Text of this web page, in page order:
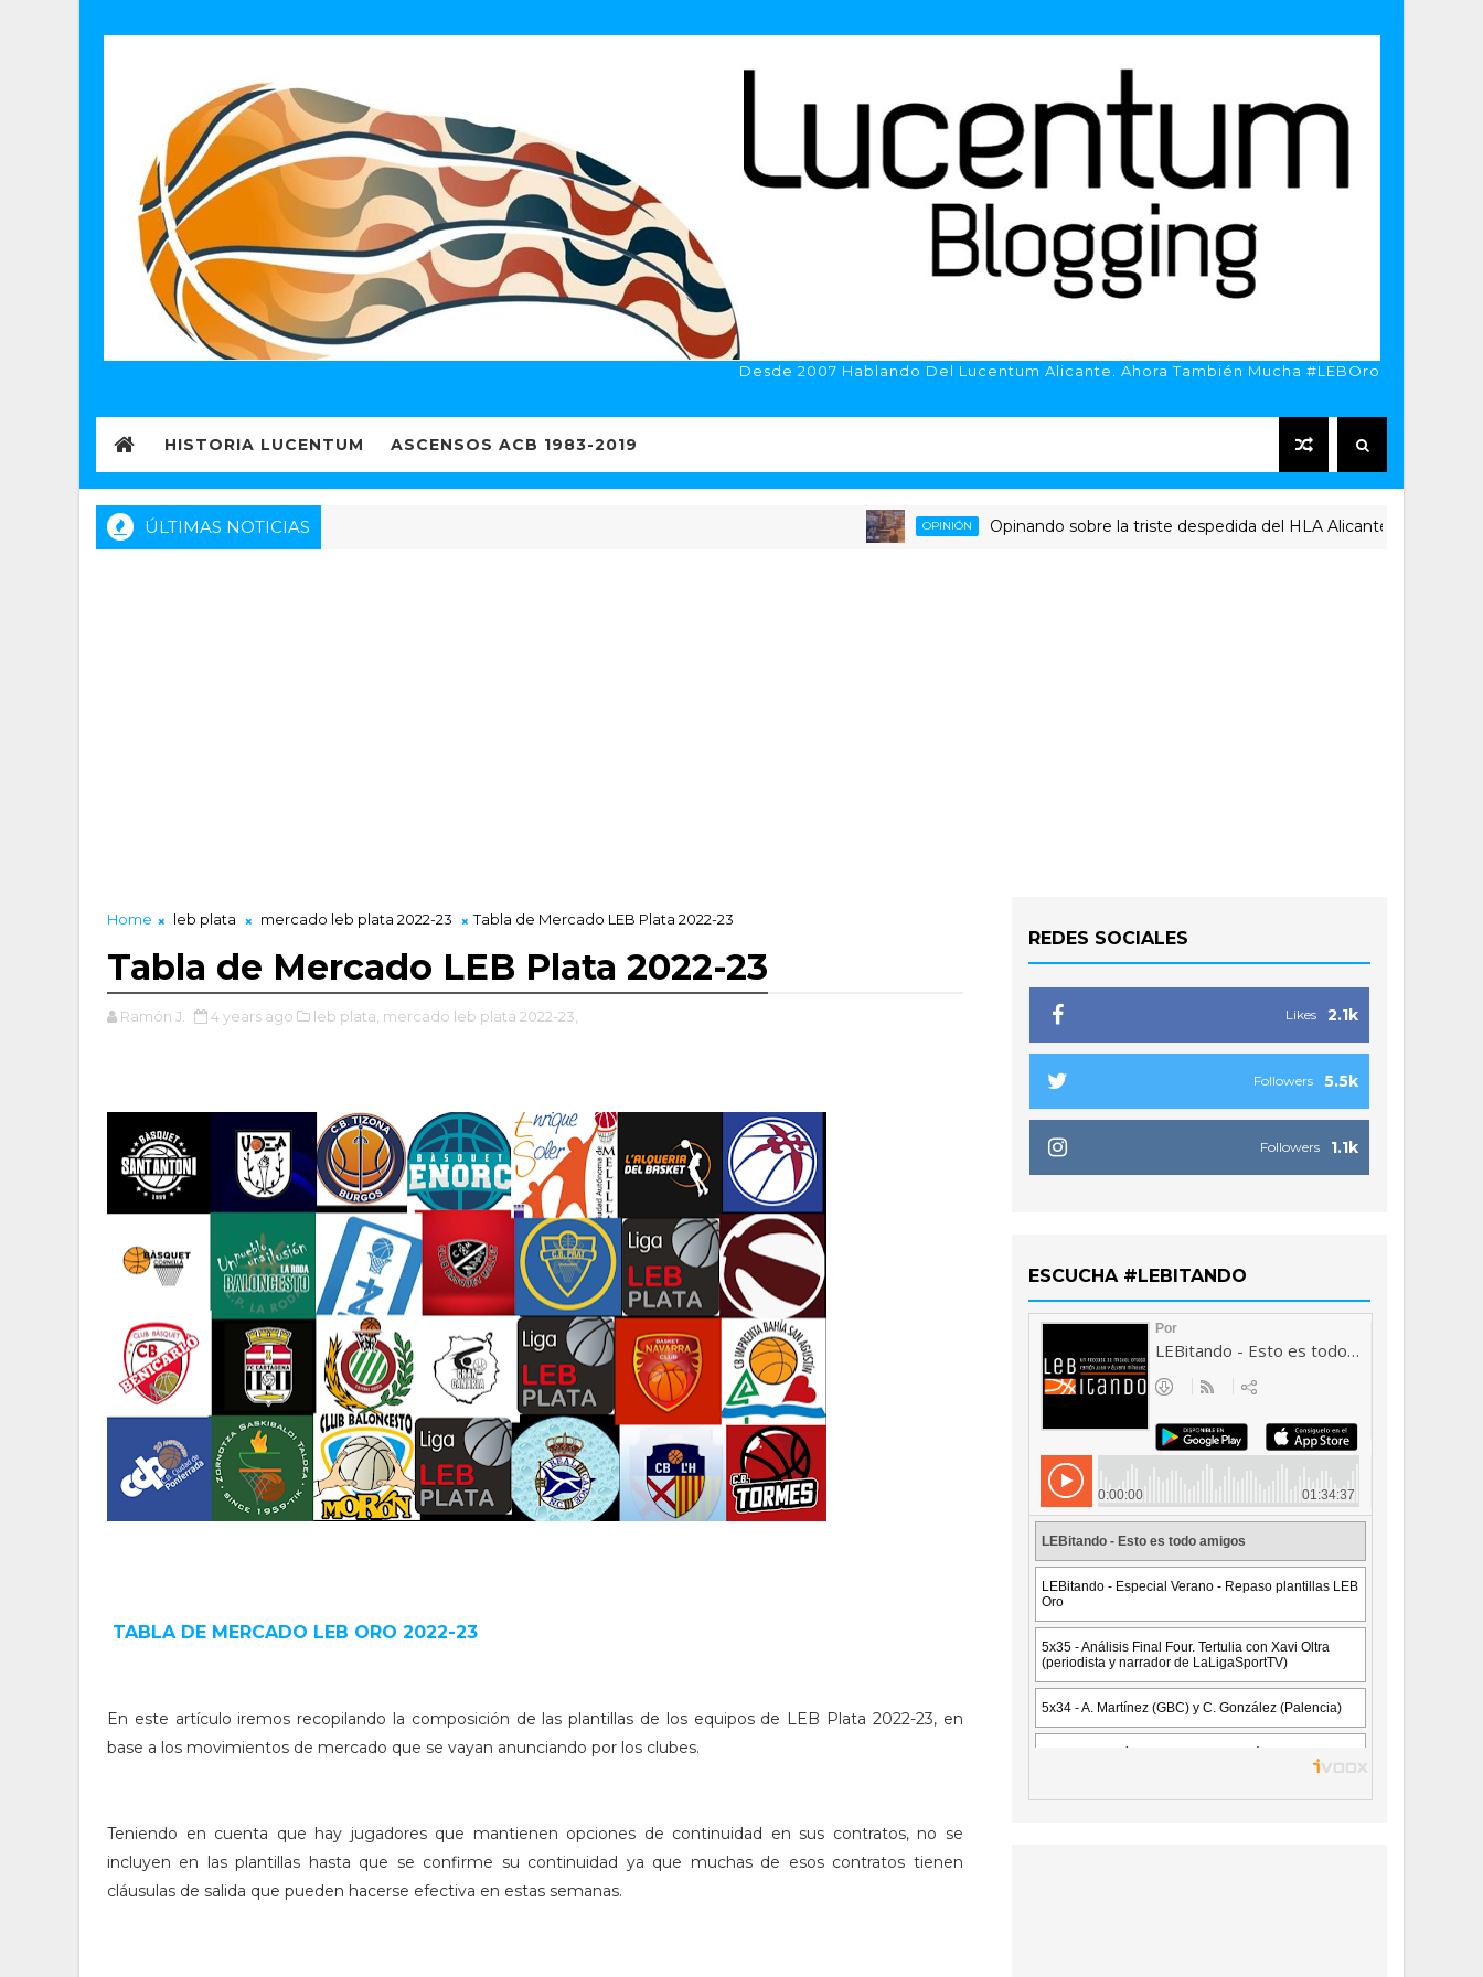
Desde 2007 Hablando Del Lucentum Alicante. Ahora También Mucha #LEBOro
HISTORIA LUCENTUM ASCENSOS ACB 1983-2019
ÚLTIMAS NOTICIAS OPINIÓN Opinando sobre la triste despedida del HLA Alicante a Rubén Perelló
Home leb plata mercado leb plata 2022-23 Tabla de Mercado LEB Plata 2022-23
Tabla de Mercado LEB Plata 2022-23
Ramón J. 4 years ago leb plata, mercado leb plata 2022-23,
TABLA DE MERCADO LEB ORO 2022-23
En este artículo iremos recopilando la composición de las plantillas de los equipos de LEB Plata 2022-23, en
base a los movimientos de mercado que se vayan anunciando por los clubes.
Teniendo en cuenta que hay jugadores que mantienen opciones de continuidad en sus contratos, no se
incluyen en las plantillas hasta que se confirme su continuidad ya que muchas de esos contratos tienen
cláusulas de salida que pueden hacerse efectiva en estas semanas.
REDES SOCIALES
2.1k
Likes
5.5k
Followers
1.1k
Followers
ESCUCHA #LEBITANDO